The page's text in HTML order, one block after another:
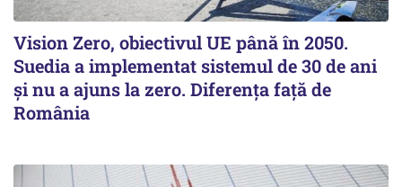
Vision Zero, obiectivul UE până în 2050.
Suedia a implementat sistemul de 30 de ani
şi nu a ajuns la zero. Diferenţa faţă de
România